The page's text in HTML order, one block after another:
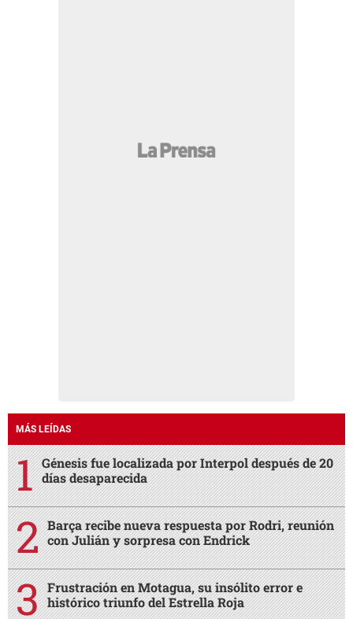
MÁS LEÍDAS
Génesis fue localizada por Interpol después de 20
días desaparecida
Barça recibe nueva respuesta por Rodri, reunión
con Julián y sorpresa con Endrick
Frustración en Motagua, su insólito error e
histórico triunfo del Estrella Roja